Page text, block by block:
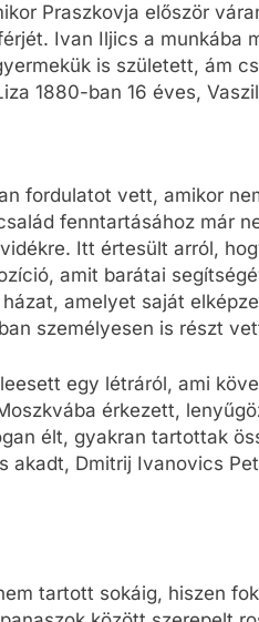
Praszkovja először
Ivan Iljics a munkába
is született, ám
1880-ban 16 éves,
fordulatot vett, amikor
fenntartásához már
Itt értesült arról,
amit barátai
amelyet saját
személyesen is részt
egy létráról, ami
érkezett,
élt, gyakran tartottak
akadt, Dmitrij Ivanovics
tartott sokáig, hiszen